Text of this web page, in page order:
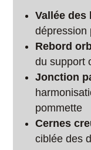
Vallée des
dépression
Rebord
du support
Jonction
pommette
Cernes
ciblée des